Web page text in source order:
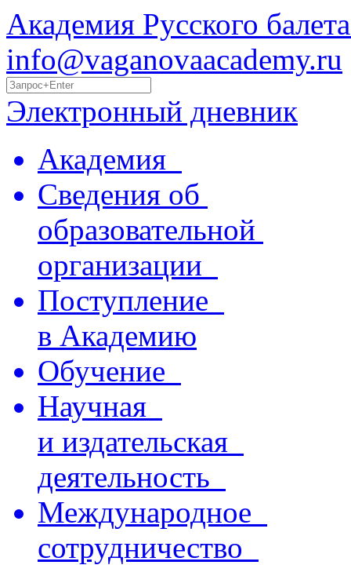
Академия Русского
info@vaganovaacademy.ru
Электронный дневник
Академия
Сведения об
образовательной
организации
Поступление
в Академию
Обучение
Научная
и издательская
деятельность
Международное
сотрудничество